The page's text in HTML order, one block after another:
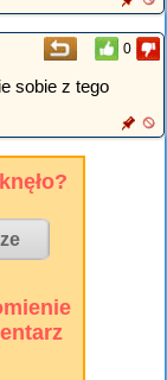
0
sobie z tego